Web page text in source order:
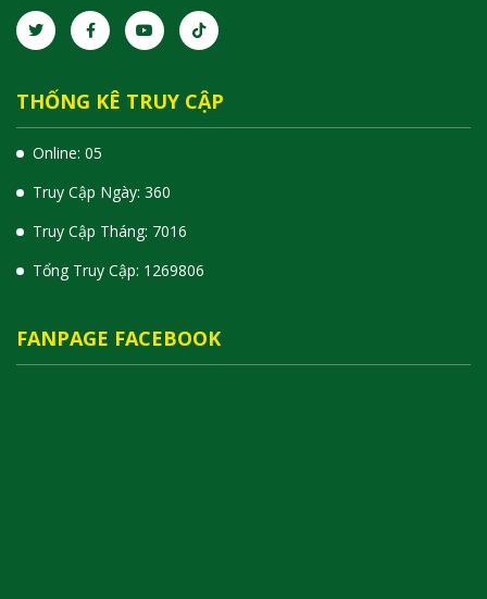
THỐNG KÊ TRUY CẬP
Online: 05
Truy Cập Ngày: 360
Truy Cập Tháng: 7016
Tổng Truy Cập: 1 269806
FANPAGE FACEBOOK